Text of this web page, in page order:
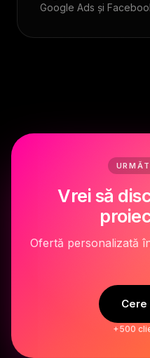
Google Ads și
Vrei să
Ofertă personalizată
+500